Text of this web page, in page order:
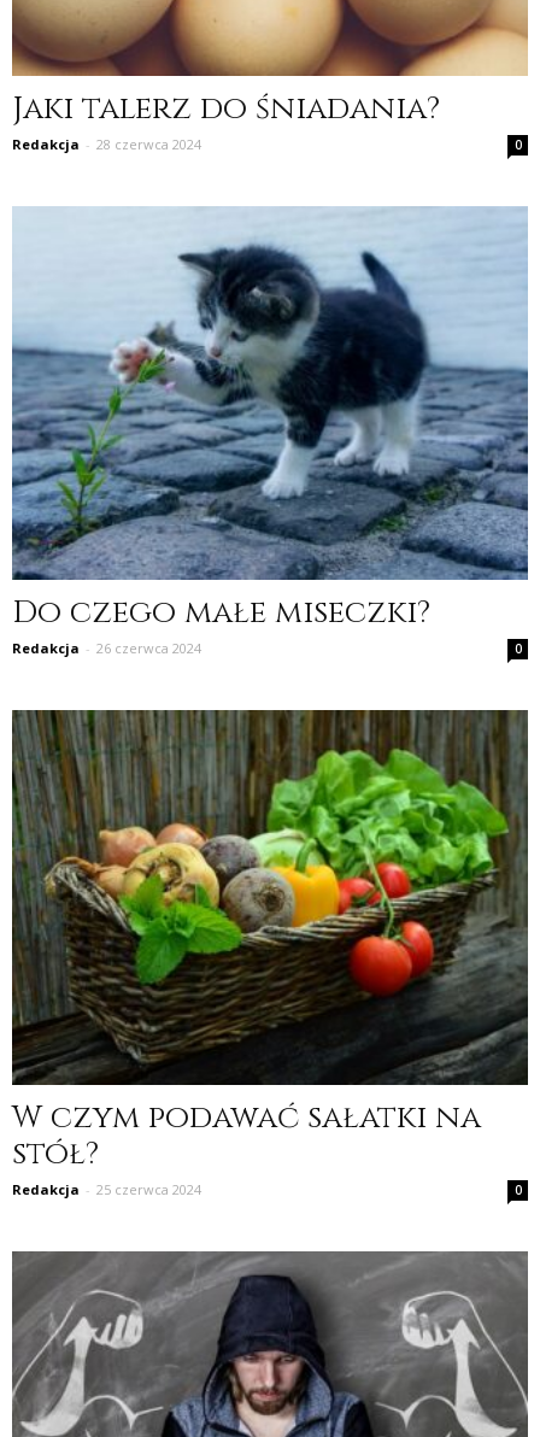
Jaki talerz do śniadania?
Redakcja - 28 czerwca 2024 0
Do czego małe miseczki?
Redakcja - 26 czerwca 2024 0
W czym podawać sałatki na
stół?
Redakcja - 25 czerwca 2024 0